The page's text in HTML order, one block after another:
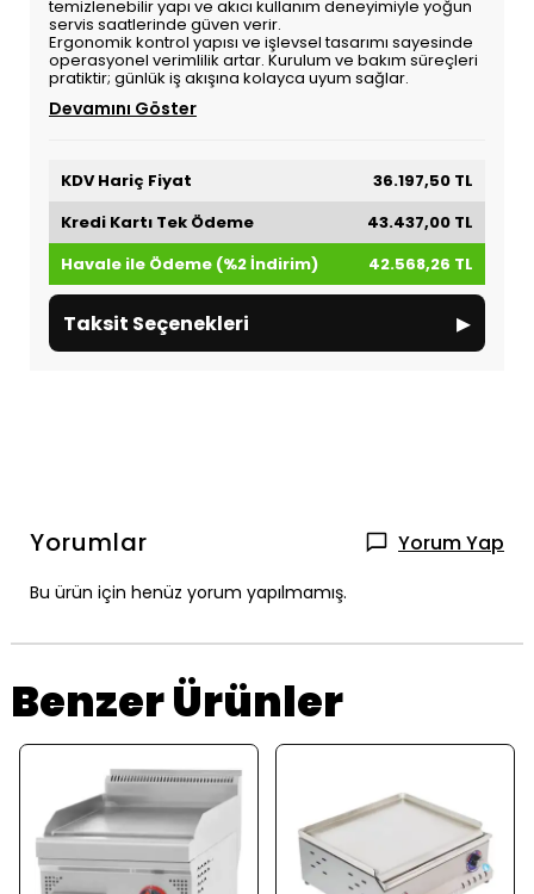
temizlenebilir yapı ve akıcı kullanım deneyimiyle yoğun
servis saatlerinde güven verir.
Ergonomik kontrol yapısı ve işlevsel tasarımı sayesinde
operasyonel verimlilik artar. Kurulum ve bakım süreçleri
pratiktir; günlük iş akışına kolayca uyum sağlar.
Devamını Göster
KDV Hariç Fiyat
36.197,50 TL
Kredi Kartı Tek Ödeme
43.437,00 TL
Havale ile Ödeme (%2 İndirim)
42.568,26 TL
Taksit Seçenekleri ▸
Yorumlar Yorum Yap
Bu ürün için henüz yorum yapılmamış.
Benzer Ürünler